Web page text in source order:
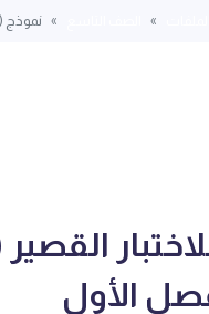
نموذج (أ) للاختبار
الأول